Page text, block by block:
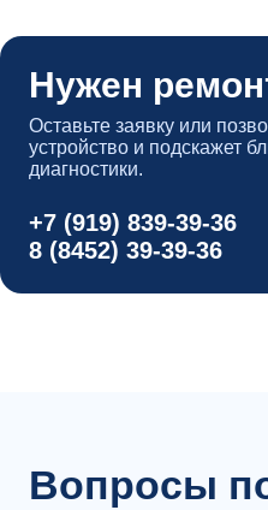
Нужен
Оставьте заявку или
устройство и подскажет
диагностики.
+7 (919) 839-39-36
8 (8452) 39-39-36
Вопросы